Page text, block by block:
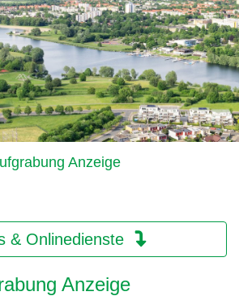
Anzeige
& Onlinedienste
Anzeige